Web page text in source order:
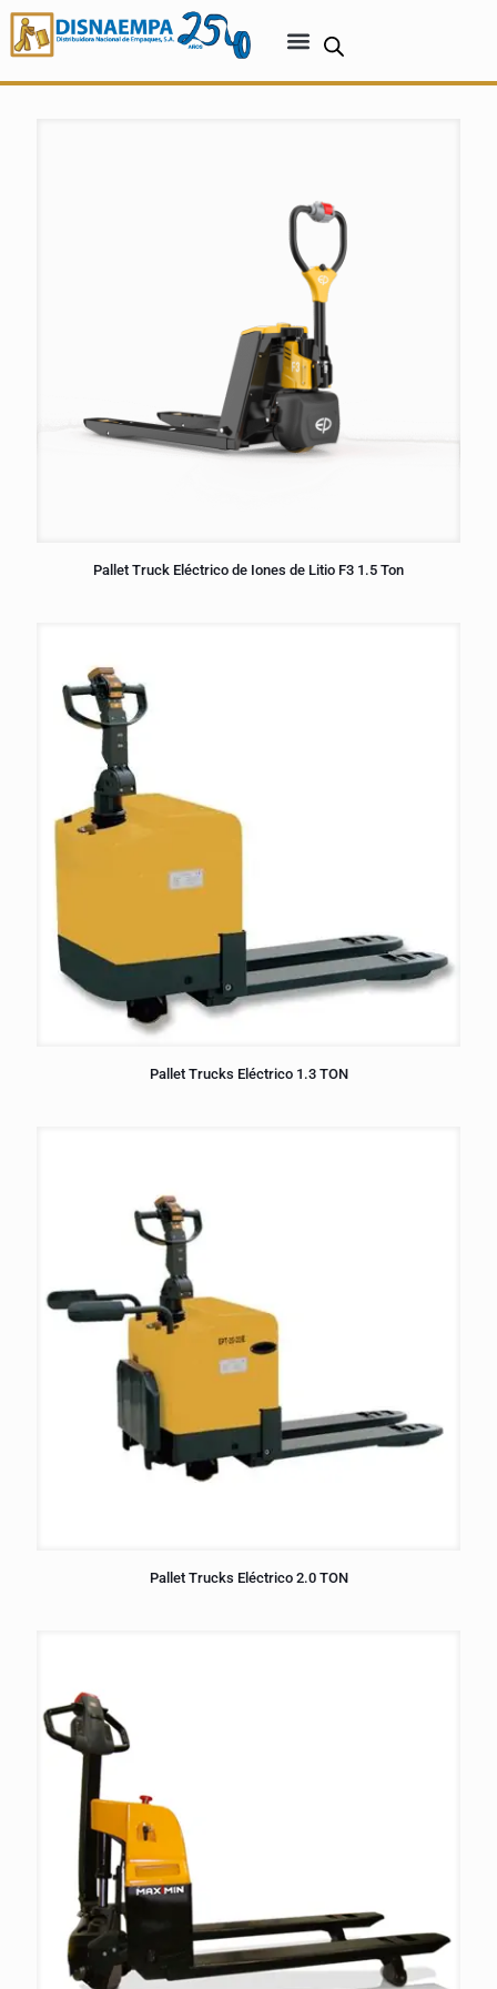
Pallet Truck Eléctrico de Iones de Litio F3 1.5 Ton
Pallet Trucks Eléctrico 1.3 TON
Pallet Trucks Eléctrico 2.0 TON